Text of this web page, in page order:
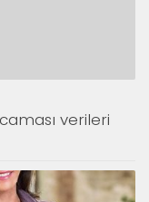
verileri